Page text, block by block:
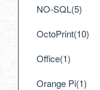
NO-SQL(5)
OctoPrint(10)
Office(1)
Orange Pi(1)